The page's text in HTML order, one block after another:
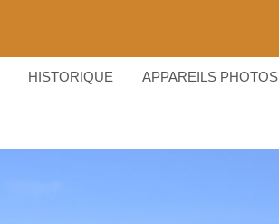
HISTORIQUE APPAREILS PHOTOS